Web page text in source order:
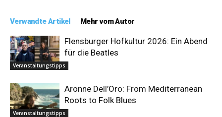
Verwandte Artikel Mehr vom Autor
Veranstaltungstipps
Flensburger Hofkultur 2026: Ein Abend
für die Beatles
Veranstaltungstipps
Aronne Dell’Oro: From Mediterranean
Roots to Folk Blues